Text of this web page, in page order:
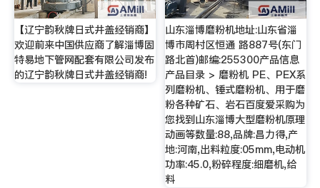
【辽宁韵秋牌日式井盖经销商】
欢迎前来中国供应商了解淄博固
特易地下管网配套有限公司发布
的辽宁韵秋牌日式井盖经销商!
山东淄博磨粉机地址:山东省淄
博市周村区恒通 路887号(东门
路北首)邮编:255300产品信息
产品目录 > 磨粉机 PE、PEX系
列磨粉机、锤式磨粉机、用于磨
粉各种矿石、岩石百度爱采购为
您找到山东淄博大型磨粉机原理
动画等数量:88,品牌:昌力得,产
地:河南,出料粒度:05mm,电动机
功率:45.0,粉碎程度:细磨机,给
料